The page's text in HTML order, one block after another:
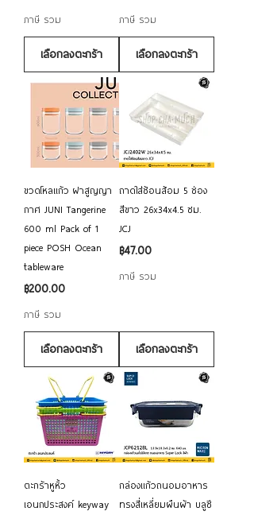
ภาษี รวม
เลือกลงตะกร้า
ภาษี รวม
เลือกลงตะกร้า
ขวดโหลแก้ว ฝาสูญญา
กาศ JUNI Tangerine
600 ml Pack of 1
piece POSH Ocean
tableware
ราคา
฿200.00
ภาษี รวม
เลือกลงตะกร้า
ถาดใส่ช้อนส้อม 5 ช่อง
สีขาว 26x34x4.5 ซม.
JCJ
ราคา
฿47.00
ภาษี รวม
เลือกลงตะกร้า
ตะกร้าหูหิ้ว
เอนกประสงค์ keyway
กล่องแก้วถนอมอาหาร
ทรงสี่เหลี่ยมผืนผ้า บลูซี